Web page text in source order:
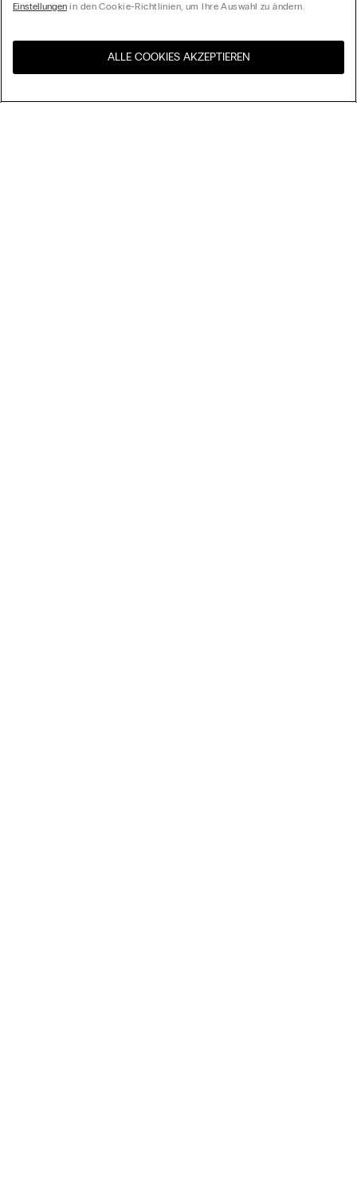
United States
Einstellungen in den Cookie-Richtlinien, um Ihre Auswahl zu ändern.
ALLE COOKIES AKZEPTIEREN